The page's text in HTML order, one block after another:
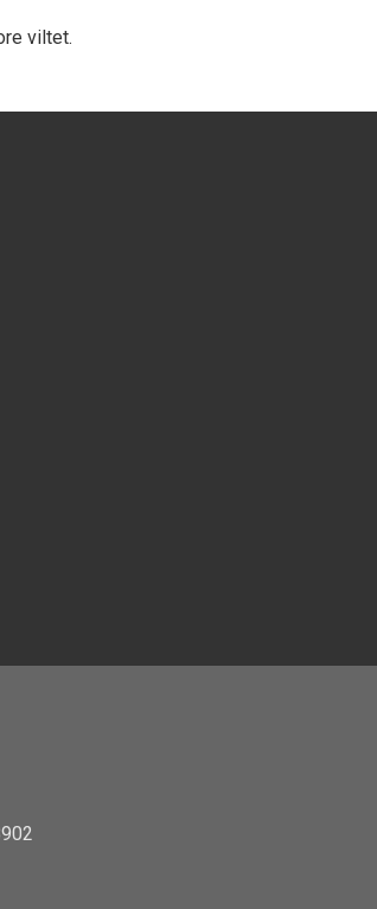
viltet.